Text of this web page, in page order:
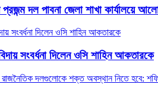
প্রজন্ম দল পাবনা জেলা শাখা কার্যালয়ে
সংবর্ধনা দিলেন ওসি শাহিন আকতারকে